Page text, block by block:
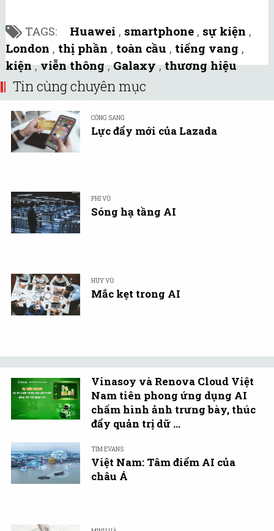
TAGS: Huawei , smartphone , sự kiện ,
London , thị phần , toàn cầu , tiếng vang ,
kiện,viễn thông,Galaxy,thương hiệu
Tin cùng chuyên mục
CÔNG SANG
Lực đẩy mới của Lazada
PHI VŨ
Sóng hạ tầng AI
HUY VŨ
Mắc kẹt trong AI
Vinasoy và Renova Cloud Việt
Nam tiên phong ứng dụng AI
chấm hình ảnh trưng bày, thúc
đẩy quản trị dữ ...
TIM EVANS
Việt Nam: Tâm điểm AI của
châu Á